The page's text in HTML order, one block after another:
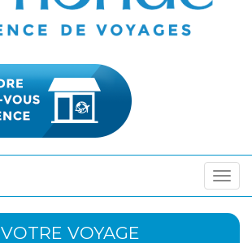
VOTRE VOYAGE